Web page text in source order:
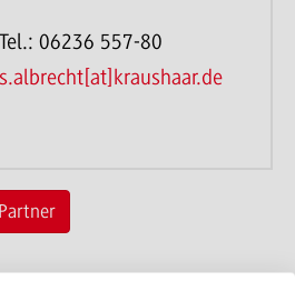
Tel.: 06236 557-80
s.albrecht[at]kraushaar.de